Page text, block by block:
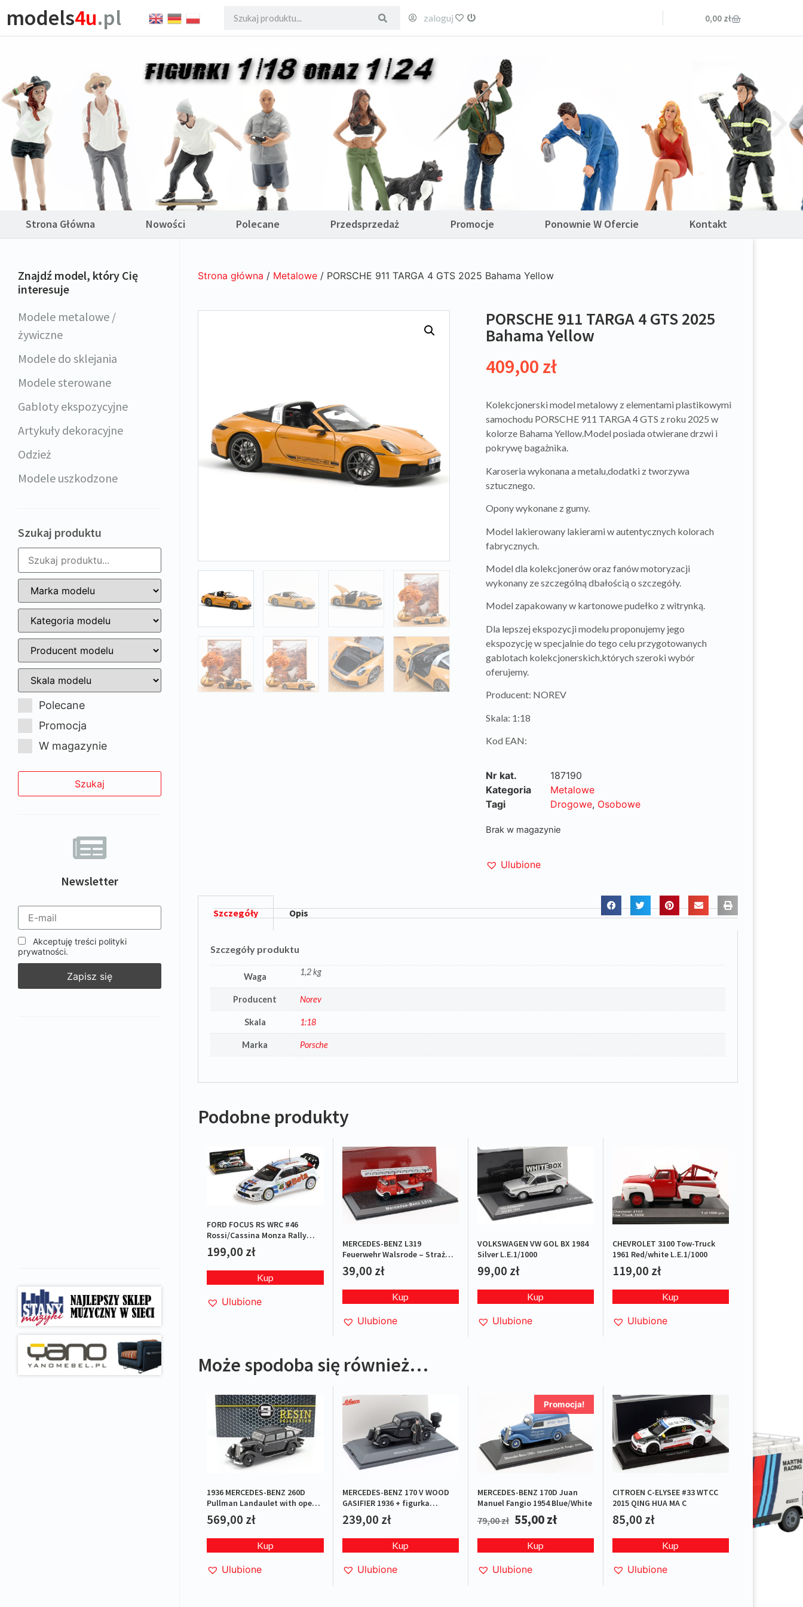
models4u.pl zaloguj ulubione 0,00 zł
Strona Główna Nowości Polecane Przedsprzedaż Promocje Ponownie W Ofercie Kontakt
Znajdź model, który Cię
interesuje
Modele metalowe /
żywiczne
Modele do sklejania
Modele sterowane
Gabloty ekspozycyjne
Artykuły dekoracyjne
Odzież
Modele uszkodzone
Szukaj produktu
Polecane
Promocja
W magazynie
Newsletter
Akceptuję treści polityki
prywatności.
Strona główna / Metalowe/ PORSCHE 911 TARGA 4 GTS 2025 Bahama Yellow
PORSCHE 911 TARGA 4 GTS 2025
Bahama Yellow
409,00 zł
Kolekcjonerski model metalowy z elementami plastikowymi
samochodu PORSCHE 911 TARGA 4 GTS z roku 2025 w
kolorze Bahama Yellow.Model posiada otwierane drzwi i
pokrywę bagażnika.
Karoseria wykonana a metalu,dodatki z tworzywa
sztucznego.
Opony wykonane z gumy.
Model lakierowany lakierami w autentycznych kolorach
fabrycznych.
Model dla kolekcjonerów oraz fanów motoryzacji
wykonany ze szczególną dbałością o szczegóły.
Model zapakowany w kartonowe pudełko z witrynką.
Dla lepszej ekspozycji modelu proponujemy jego
ekspozycję w specjalnie do tego celu przygotowanych
gablotach kolekcjonerskich,których szeroki wybór
oferujemy.
Producent: NOREV
Skala: 1:18
Kod EAN:
Nr kat.
187190
Kategoria
Metalowe
Tagi
Drogowe, Osobowe
Brak w magazynie
Ulubione
Szczegóły Opis
Szczegóły produktu
Waga 1,2 kg
Producent Norev
Skala 1:18
Marka Porsche
Podobne produkty
FORD FOCUS RS WRC #46
Rossi/Cassina Monza Rally
2007 L.E.1/1008
199,00 zł
Kup
Ulubione
MERCEDES-BENZ L319
Feuerwehr Walsrode – Straż
pożarna
39,00 zł
Kup
Ulubione
VOLKSWAGEN VW GOL BX 1984
Silver L.E.1/1000
99,00 zł
Kup
Ulubione
CHEVROLET 3100 Tow-Truck
1961 Red/white L.E.1/1000
119,00 zł
Kup
Ulubione
Może spodoba się również…
1936 MERCEDES-BENZ 260D
Pullman Landaulet with open
rear roof Black L.E.1/240
569,00 zł
Kup
Ulubione
MERCEDES-BENZ 170 V WOOD
GASIFIER 1936 + figurka
L.E.1/600
239,00 zł
Kup
Ulubione
Promocja!
MERCEDES-BENZ 170D Juan
Manuel Fangio 1954 Blue/White
79,00zł 55,00zł
Kup
Ulubione
CITROEN C-ELYSEE #33 WTCC
2015 QING HUA MA C
85,00 zł
Kup
Ulubione